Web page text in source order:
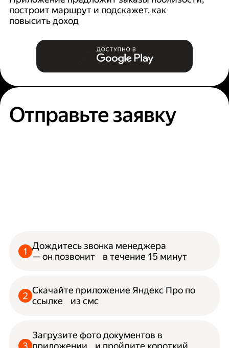
построит маршрут и подскажет, как
повысить доход
Отправьте заявку
Дождитесь звонка менеджера
— он позвонит в течение 15 минут
Скачайте приложение Яндекс Про по
ссылке из смс
Загрузите фото документов в
приложении и пройдите короткий